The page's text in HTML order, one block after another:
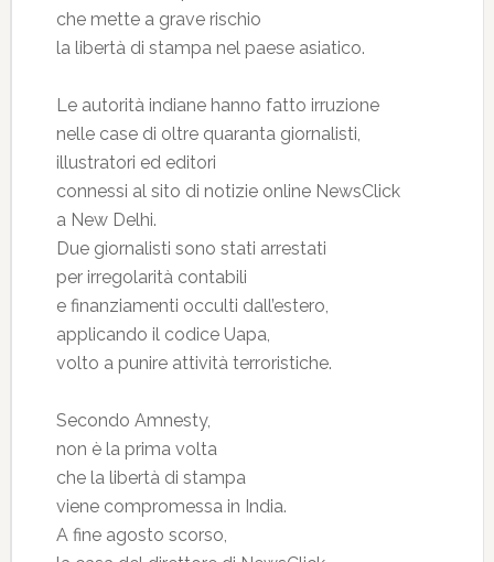
che mette a grave rischio
la libertà di stampa nel paese asiatico.
Le autorità indiane hanno fatto irruzione
nelle case di oltre quaranta giornalisti,
illustratori ed editori
connessi al sito di notizie online NewsClick
a New Delhi.
Due giornalisti sono stati arrestati
per irregolarità contabili
e finanziamenti occulti dall’estero,
applicando il codice Uapa,
volto a punire attività terroristiche.
Secondo Amnesty,
non è la prima volta
che la libertà di stampa
viene compromessa in India.
A fine agosto scorso,